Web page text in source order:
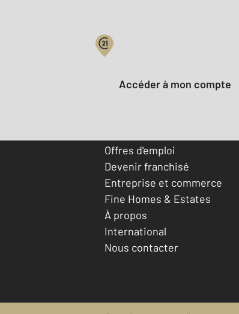
Votre compte :
Accéder à mon compte
Offres d'emploi
Devenir franchisé
Entreprise et commerce
Fine Homes & Estates
À propos
International
Nous contacter